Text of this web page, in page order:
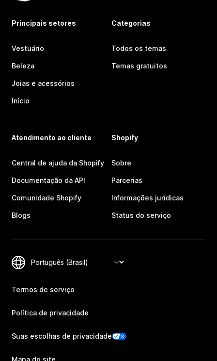
Principais setores
Vestuário
Beleza
Joias e acessórios
Início
Categorias
Todos os temas
Temas gratuitos
Atendimento ao cliente
Central de ajuda da Shopify
Documentação da API
Comunidade Shopify
Blogs
Shopify
Sobre
Parcerias
Informações jurídicas
Status do serviço
Termos de serviço
Política de privacidade
Suas escolhas de privacidade